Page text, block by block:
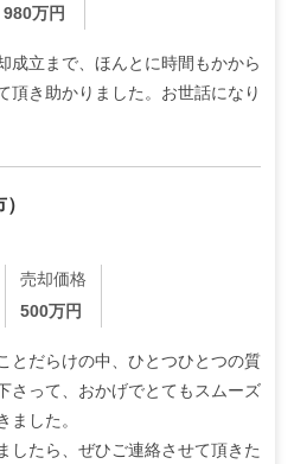
980万円
成立まで、ほんとに時間もかから
頂き助かりました。お世話になり
）
売却価格
500万円
とだらけの中、ひとつひとつの質
さって、おかげでとてもスムーズ
ました。
したら、ぜひご連絡させて頂きた